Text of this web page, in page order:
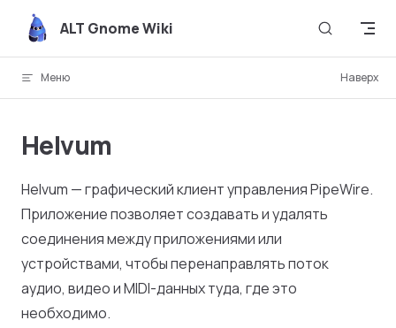
Skip to content
ALT Gnome Wiki
Меню Наверх
Helvum
Helvum — графический клиент управления PipeWire.
Приложение позволяет создавать и удалять
соединения между приложениями или
устройствами, чтобы перенаправлять поток
аудио, видео и MIDI-данных туда, где это
необходимо.